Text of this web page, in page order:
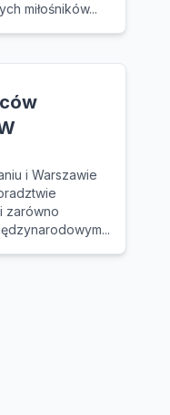
miłośników...
i Warszawie
zarówno